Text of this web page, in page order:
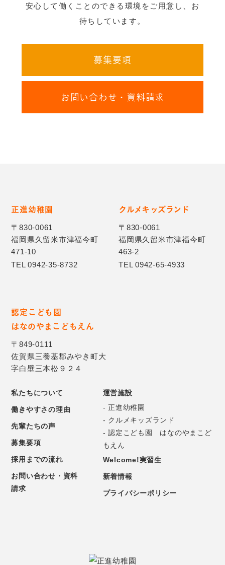
安心して働くことのできる環境をご用意し、お
待ちしています。
募集要項
お問い合わせ・資料請求
正進幼稚園
〒830-0061
福岡県久留米市津福今町
471-10
TEL 0942-35-8732
クルメキッズランド
〒830-0061
福岡県久留米市津福今町
463-2
TEL 0942-65-4933
認定こども園
はなのやまこどもえん
〒849-0111
佐賀県三養基郡みやき町大
字白壁三本松９２４
私たちについて
働きやすさの理由
先輩たちの声
募集要項
採用までの流れ
お問い合わせ・資料
請求
運営施設
- 正進幼稚園
- クルメキッズランド
- 認定こども園 はなのやまこど
もえん
Welcome!実習生
新着情報
プライバシーポリシー